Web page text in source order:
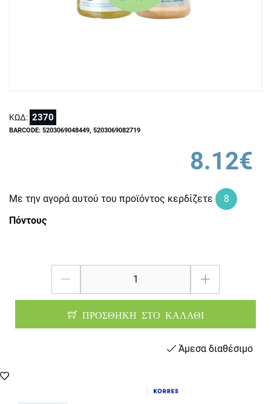
ΚΩΔ: 2370
BARCODE: 5203069048449, 5203069082719
8.12€
Με την αγορά αυτού του προϊόντος κερδίζετε
8
Πόντους
ΠΡΟΣΘΗΚΗ ΣΤΟ ΚΑΛΑΘΙ
Άμεσα διαθέσιμο